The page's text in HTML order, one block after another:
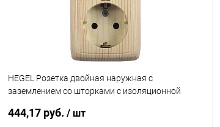
HEGEL Розетка двойная наружная с
заземлением со шторками с изоляционной
444,17 руб. / шт